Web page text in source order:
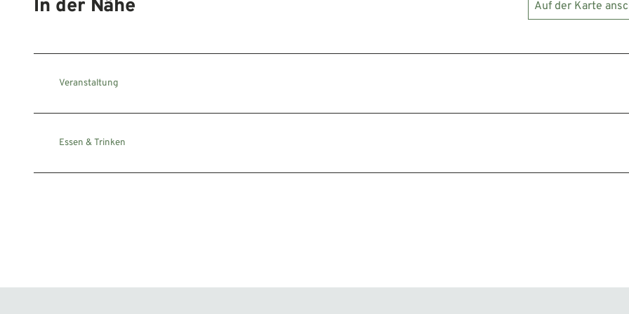
In der Nähe Auf der Karte
Veranstaltung
Essen & Trinken